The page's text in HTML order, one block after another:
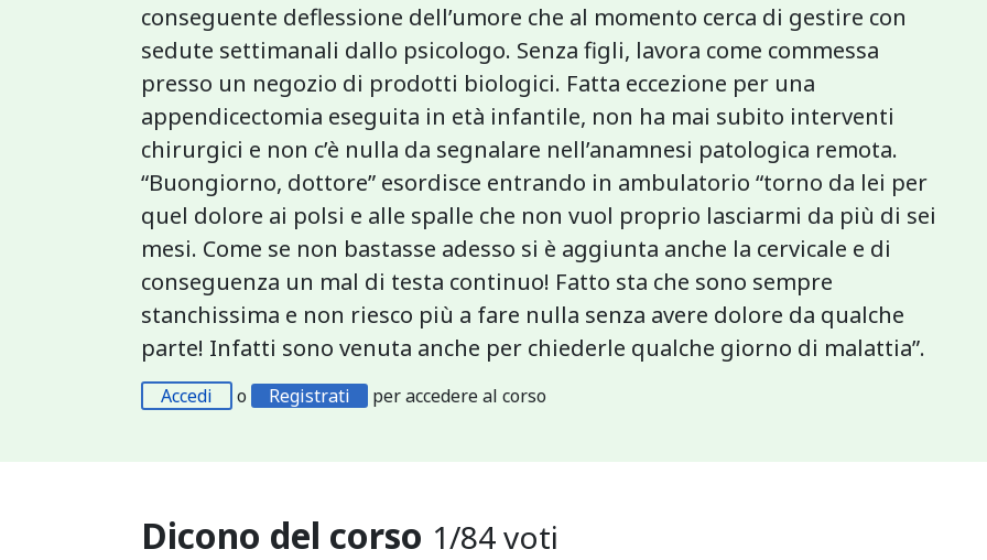
conseguente deflessione dell’umore che al momento cerca di gestire con
sedute settimanali dallo psicologo. Senza figli, lavora come commessa
presso un negozio di prodotti biologici. Fatta eccezione per una
appendicectomia eseguita in età infantile, non ha mai subito interventi
chirurgici e non c’è nulla da segnalare nell’anamnesi patologica remota.
“Buongiorno, dottore” esordisce entrando in ambulatorio “torno da lei per
quel dolore ai polsi e alle spalle che non vuol proprio lasciarmi da più di sei
mesi. Come se non bastasse adesso si è aggiunta anche la cervicale e di
conseguenza un mal di testa continuo! Fatto sta che sono sempre
stanchissima e non riesco più a fare nulla senza avere dolore da qualche
parte! Infatti sono venuta anche per chiederle qualche giorno di malattia”.
Accedi o Registrati per accedere al corso
Dicono del corso 1/84voti